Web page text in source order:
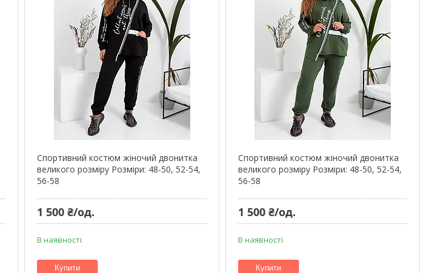
Спортивний костюм жіночий двонитка
великого розміру Розміри: 48-50, 52-54,
56-58
1 500 ₴/од.
В наявності
Купити
Спортивний костюм жіночий двонитка
великого розміру Розміри: 48-50, 52-54,
56-58
1 500 ₴/од.
В наявності
Купити